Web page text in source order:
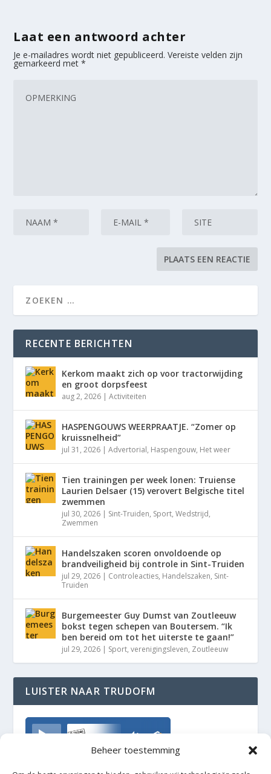
Beheer toestemming
Laat een antwoord achter
Je e-mailadres wordt niet gepubliceerd. Vereiste velden zijn
gemarkeerd met*
RECENTE BERICHTEN
Kerkom maakt zich op voor tractorwijding
en groot dorpsfeest
aug 2, 2026 |Activiteiten
HASPENGOUWS WEERPRAATJE. “Zomer op
kruissnelheid”
jul 31, 2026 |Advertorial, Haspengouw, Het weer
Tien trainingen per week lonen: Truiense
Laurien Delsaer (15) verovert Belgische titel
zwemmen
jul 30, 2026 | Sint-Truiden, Sport,Wedstrijd,
Zwemmen
Handelszaken scoren onvoldoende op
brandveiligheid bij controle in Sint-Truiden
jul 29, 2026 | Controleacties, Handelszaken, Sint-
Truiden
Burgemeester Guy Dumst van Zoutleeuw
bokst tegen schepen van Boutersem. “Ik
ben bereid om tot het uiterste te gaan!”
jul 29, 2026 | Sport,verenigingsleven, Zoutleeuw
LUISTER NAAR TRUDOFM
TrudoFM